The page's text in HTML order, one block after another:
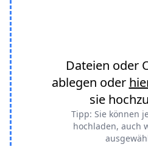
Dateien oder
ablegen oder
sie
Tipp: Sie können
hochladen, auch